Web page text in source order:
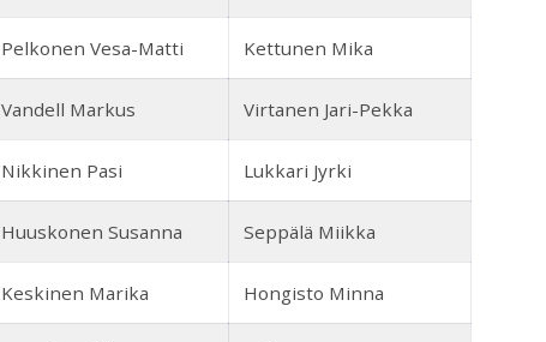
Pelkonen Vesa-Matti Kettunen Mika
Vandell Markus Virtanen Jari-Pekka
Nikkinen Pasi Lukkari Jyrki
Huuskonen Susanna Seppälä Miikka
Keskinen Marika Hongisto Minna